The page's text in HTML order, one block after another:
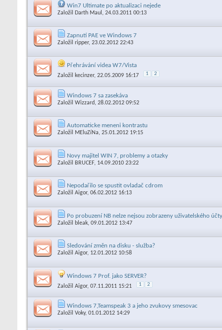
Win7 Ultimate po aktualizaci nejede
Založil Darth Maul , 24.03.2011 00:13
Zapnutí PAE ve Windows 7
Založil ripper, 23.02.2012 22:43
Přehrávání videa W7/Vista
Založil kecinzer, 22.05.2009 16:17 1 2
Windows 7 sa zasekáva
Založil Wizzard, 28.02.2012 09:52
Automaticke meneni kontrastu
Založil MEluZíNa, 25.01.2012 19:15
Novy majitel WIN 7, problemy a otazky
Založil BRUCEF, 14.09.2010 23:22
Nepodařilo se spustit ovladač cdrom
Založil Aigor, 06.02.2012 16:13
Po probuzení NB nelze nejsou zobrazeny uživatelského
Založil bleak, 09.01.2012 13:47
Sledování změn na disku - služba?
Založil Aigor, 12.01.2012 10:58
Windows 7 Prof. jako SERVER?
Založil Aigor, 07.11.2011 15:21 1 2
Windows 7,Teamspeak 3 a jeho zvukovy smesovac
Založil Voky, 01.01.2012 14:29